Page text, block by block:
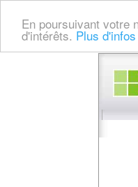
En poursuivant votre
d'intérêts. Plus d'infos